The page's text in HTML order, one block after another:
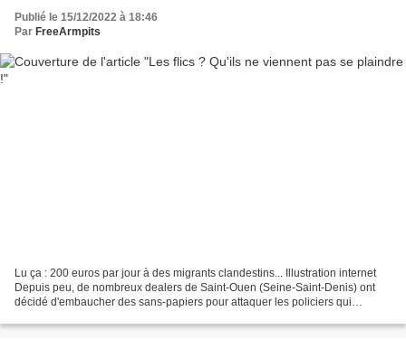
Publié le 15/12/2022 à 18:46
Par FreeArmpits
Lu ça : 200 euros par jour à des migrants clandestins... Illustration internet
Depuis peu, de nombreux dealers de Saint-Ouen (Seine-Saint-Denis) ont
décidé d'embaucher des sans-papiers pour attaquer les policiers qui